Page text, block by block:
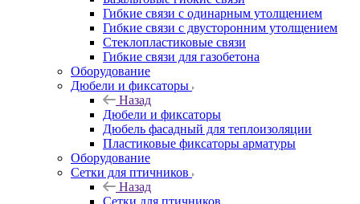
Гибкие связи с одинарным утолщением
Гибкие связи с двусторонним утолщением
Стеклопластиковые связи
Гибкие связи для газобетона
Оборудование
Дюбели и фиксаторы
Назад
Дюбели и фиксаторы
Дюбель фасадный для теплоизоляции
Пластиковые фиксаторы арматуры
Оборудование
Сетки для птичников
Назад
Сетки для птичников